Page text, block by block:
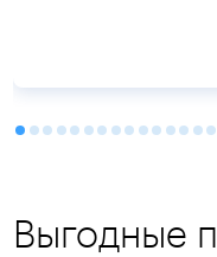
Выгодные